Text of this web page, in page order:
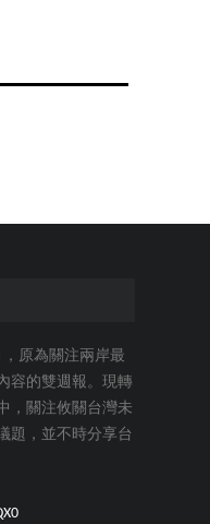
，原為關注兩岸最
容的雙週報。現轉
，關注攸關台灣未
題，並不時分享台